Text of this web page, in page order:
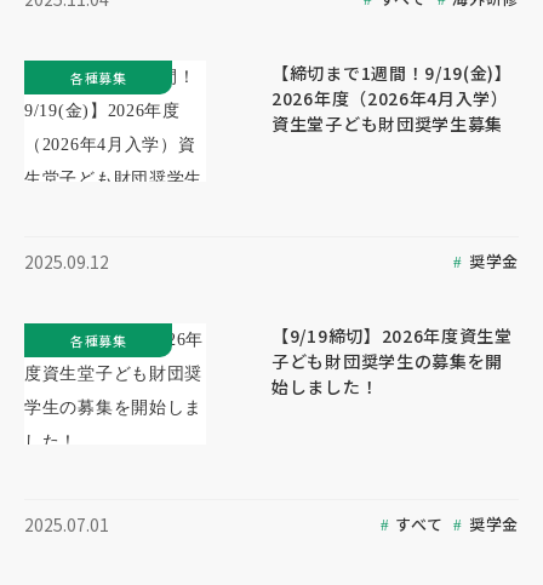
【締切まで1週間！9/19(金)】
2026年度（2026年4月入学）
資生堂子ども財団奨学生募集
2025.09.12 奨学金
各種募集
【9/19締切】2026年度資生堂
子ども財団奨学生の募集を開
始しました！
2025.07.01 すべて 奨学金
各種募集